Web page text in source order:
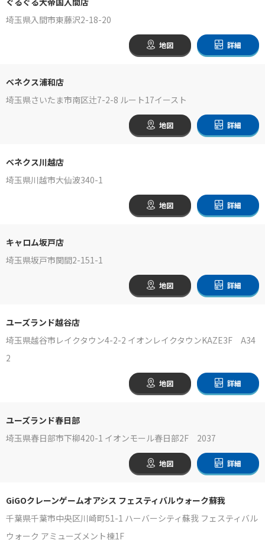
埼玉県入間市東藤沢2-18-20
地図 詳細
ベネクス浦和店
埼玉県さいたま市南区辻7-2-8 ルート17イースト
地図 詳細
ベネクス川越店
埼玉県川越市大仙波340-1
地図 詳細
キャロム坂戸店
埼玉県坂戸市関間2-151-1
地図 詳細
ユーズランド越谷店
埼玉県越谷市レイクタウン4-2-2 イオンレイクタウンKAZE3F A34
2
地図 詳細
ユーズランド春日部
埼玉県春日部市下柳420-1 イオンモール春日部2F 2037
地図 詳細
GiGOクレーンゲームオアシス フェスティバルウォーク蘇我
千葉県千葉市中央区川崎町51-1 ハーバーシティ蘇我 フェスティバル
ウォーク アミューズメント棟1F